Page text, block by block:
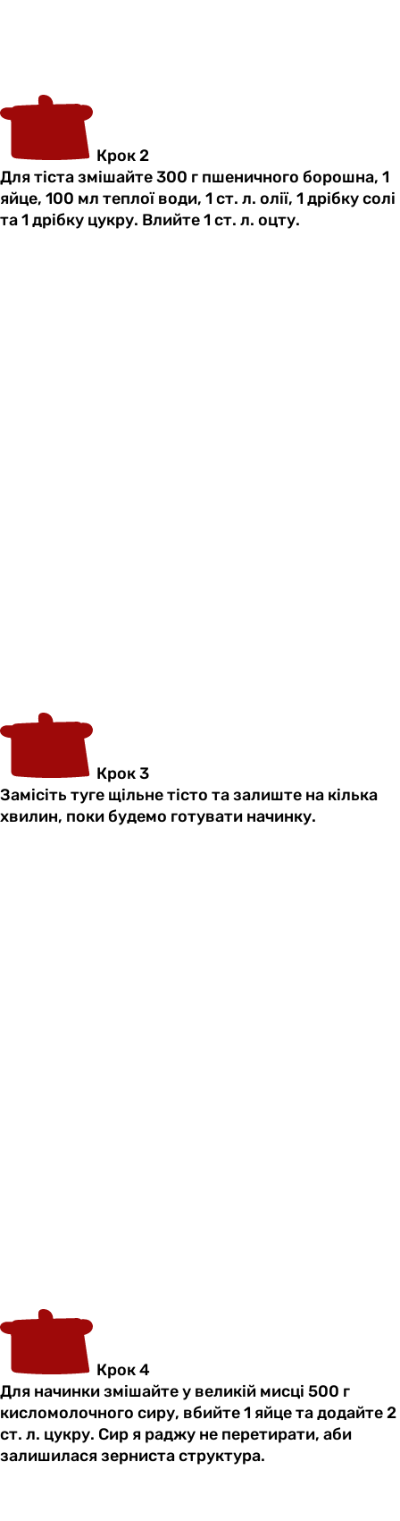
Крок 2
Для тіста змішайте 300 г пшеничного борошна, 1
яйце, 100 мл теплої води, 1 ст. л. олії, 1 дрібку солі
та 1 дрібку цукру. Влийте 1 ст. л. оцту.
Крок 3
Замісіть туге щільне тісто та залиште на кілька
хвилин, поки будемо готувати начинку.
Крок 4
Для начинки змішайте у великій мисці 500 г
кисломолочного сиру, вбийте 1 яйце та додайте 2
ст. л. цукру. Сир я раджу не перетирати, аби
залишилася зерниста структура.